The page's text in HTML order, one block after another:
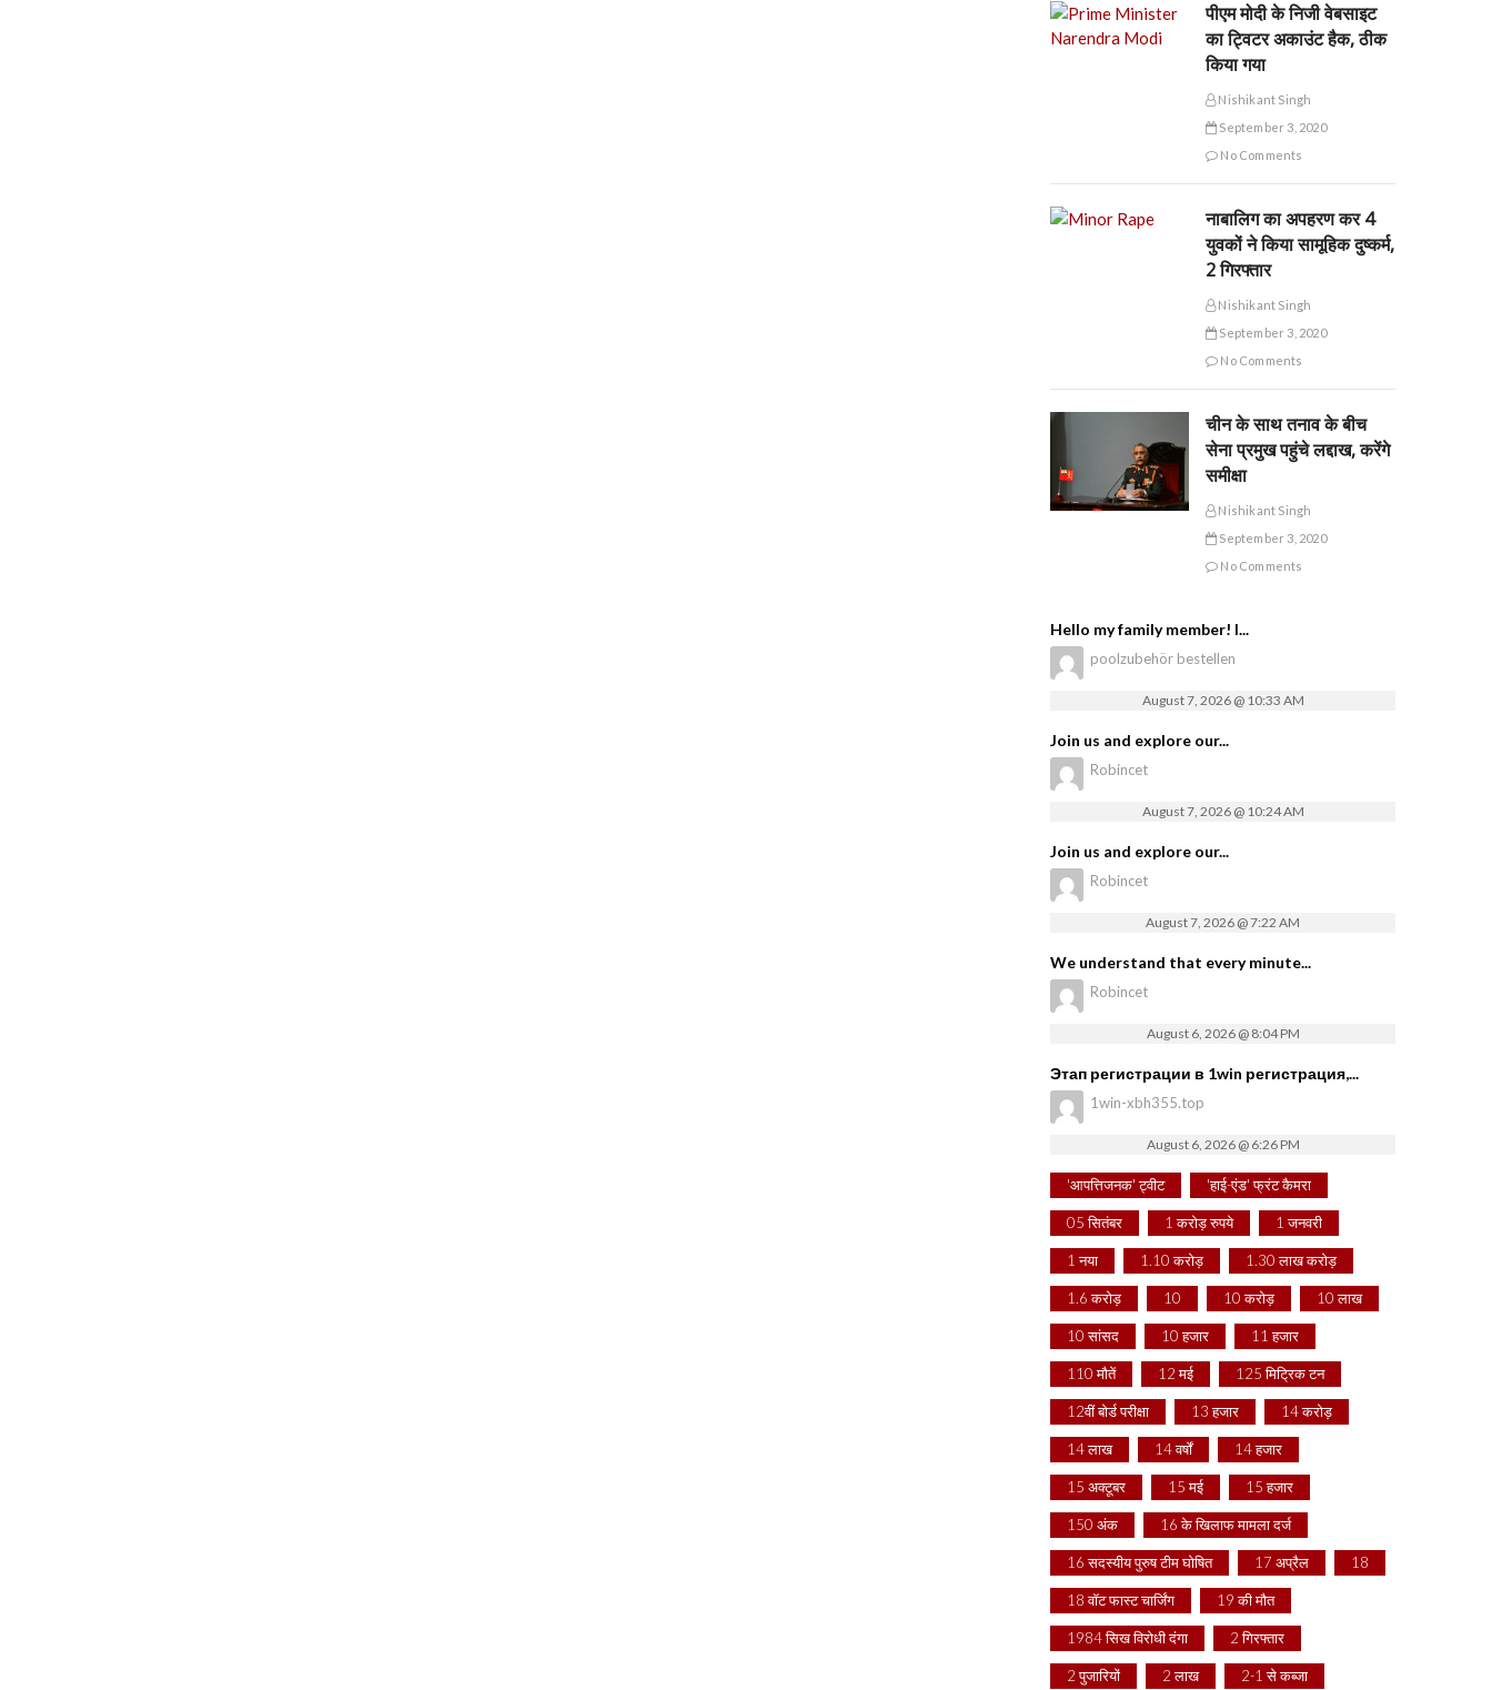
पीएम मोदी के निजी वेबसाइट
का ट्विटर अकाउंट हैक, ठीक
किया गया
Nishikant Singh
September 3, 2020
No Comments
नाबालिग का अपहरण कर 4
युवकों ने किया सामूहिक दुष्कर्म,
2 गिरफ्तार
Nishikant Singh
September 3, 2020
No Comments
चीन के साथ तनाव के बीच
सेना प्रमुख पहुंचे लद्दाख, करेंगे
समीक्षा
Nishikant Singh
September 3, 2020
No Comments
Hello my family member! I...
poolzubehör bestellen
August 7, 2026 @ 10:33 AM
Join us and explore our...
Robincet
August 7, 2026 @ 10:24 AM
Join us and explore our...
Robincet
August 7, 2026 @ 7:22 AM
We understand that every minute...
Robincet
August 6, 2026 @ 8:04 PM
Этап регистрации в 1win регистрация,...
1win-xbh355.top
August 6, 2026 @ 6:26 PM
'आपत्तिजनक' ट्वीट 'हाई-एंड' फ्रंट कैमरा
05 सितंबर 1 करोड़ रुपये 1 जनवरी
1 नया 1.10 करोड़ 1.30 लाख करोड़
1.6 करोड़ 10 10 करोड़ 10 लाख
10 सांसद 10 हजार 11 हजार
110 मौतें 12 मई 125 मिट्रिक टन
12वीं बोर्ड परीक्षा 13 हजार 14 करोड़
14 लाख 14 वर्षों 14 हजार
15 अक्टूबर 15 मई 15 हजार
150 अंक 16 के खिलाफ मामला दर्ज
16 सदस्यीय पुरुष टीम घोषित 17 अप्रैल 18
18 वॉट फास्ट चार्जिंग 19 की मौत
1984 सिख विरोधी दंगा 2 गिरफ्तार
2 पुजारियों 2 लाख 2-1 से कब्जा